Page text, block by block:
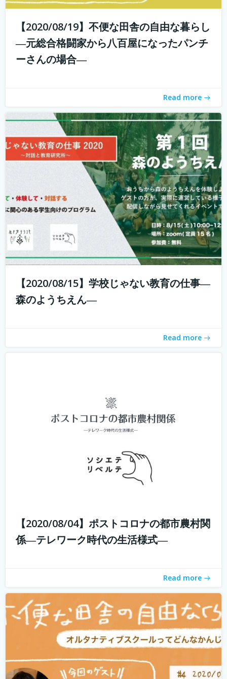
【2020/08/19】不便な田舎の自由な暮らし
―元総合格闘家から八百屋になったパンチ
ーさんの場合―
Read more
こんにちは！ 学校じゃない教育の仕事プロジェクトの米田
と言います。 学校じゃない教育の仕事プロジェクト 今読ん
でいただいているあなたは、学校じゃない教育の仕事に興
味がありますか？ 子どもを対象とした仕事をしたいけど、
【2020/08/15】学校じゃない教育の仕事―
森のようちえん―
Read more
新型コロナウィルスの拡大に収束が見えない中、私たちは
す。 企業ではテレワークが進み、大学の授業もオンライン
化。これまでインターネットは場所を選ばないと言われつ
【2020/08/04】ポストコロナの都市農村関
係―テレワーク時代の生活様式―
Read more
判断し、そして決断できるようになって欲しい。 好きなこ
とを見つけたら、とことんまで没頭できる時間と環境を与
えてあげたい。 そして何よりも...続きを読む